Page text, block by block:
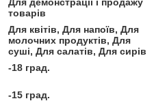
товарів
Для квітів, Для напоїв, Для
молочних продуктів, Для
суші, Для салатів, Для сирів
-18 град.
-15 град.